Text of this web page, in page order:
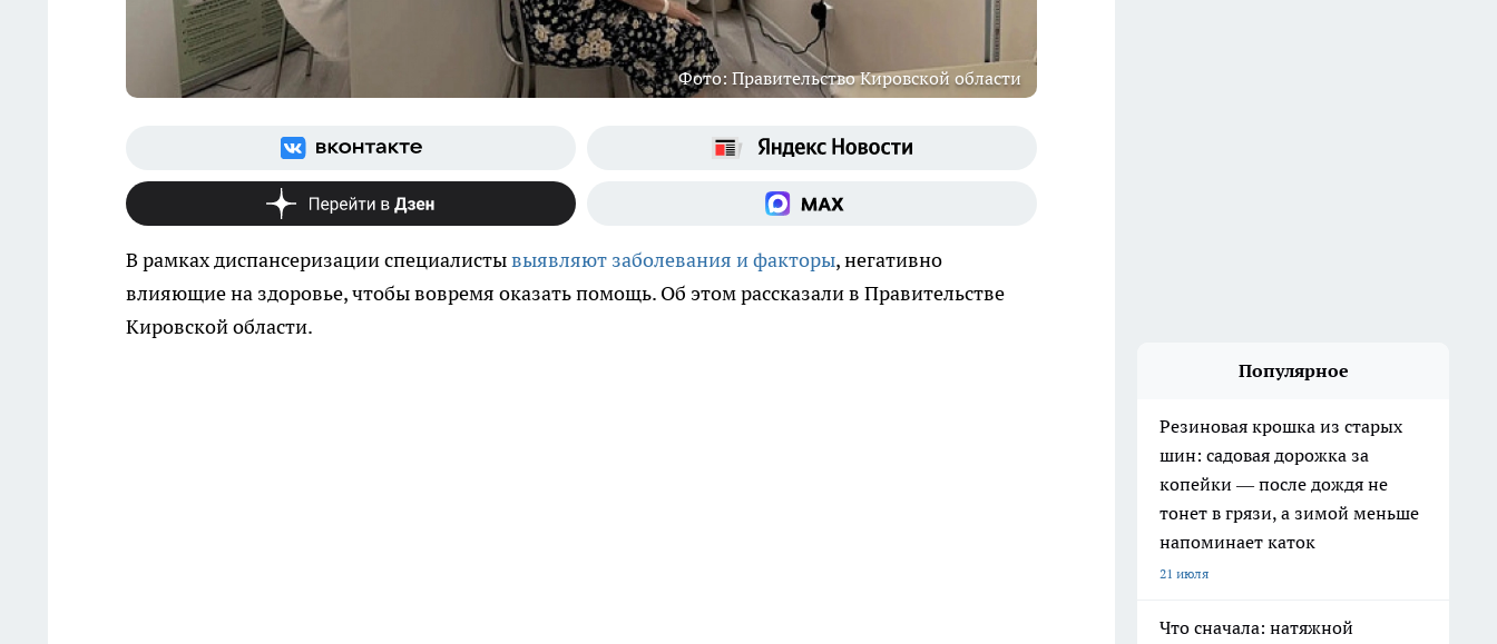
Фото: Правительство Кировской области
В рамках диспансеризации специалистывыявляют заболевания и факторы, негативно
влияющие на здоровье, чтобы вовремя оказать помощь. Об этом рассказали в Правительстве
Кировской области.
Популярное
Резиновая крошка из старых
шин: садовая дорожка за
копейки — после дождя не
тонет в грязи, а зимой меньше
напоминает каток
21 июля
Что сначала: натяжной